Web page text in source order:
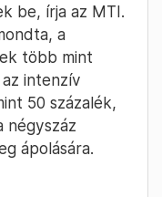
be, írja az MTI.
a
több mint
intenzív
50 százalék,
négyszáz
ápolására.